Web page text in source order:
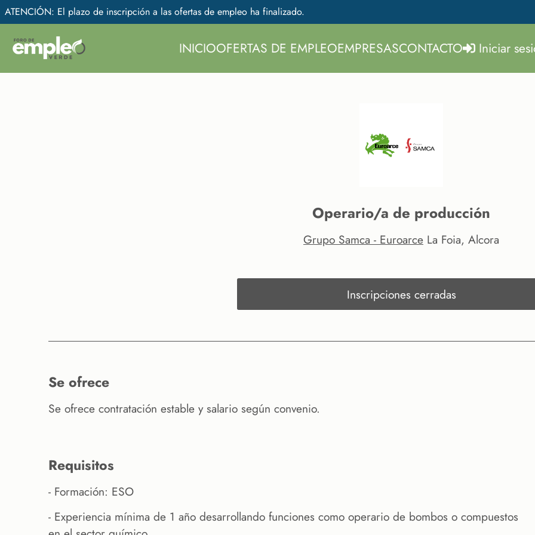
ATENCIÓN: El plazo de inscripción a las ofertas de empleo ha finalizado.
INICIOOFERTAS DE EMPLEOEMPRESASCONTACTO Iniciar
Operario/a de producción
Grupo Samca - Euroarce La Foia, Alcora
Inscripciones cerradas
se ofrece
Se ofrece contratación estable y salario según convenio.
requisitos
- Formación: ESO
- Experiencia mínima de 1 año desarrollando funciones como operario de bombos o compuestos